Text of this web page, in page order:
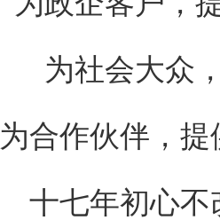
为社会大众
为合作伙伴，
十七年初心